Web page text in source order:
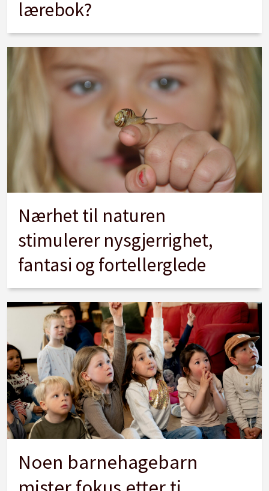
lærebok?
Nærhet til naturen
stimulerer nysgjerrighet,
fantasi og fortellerglede
Noen barnehagebarn